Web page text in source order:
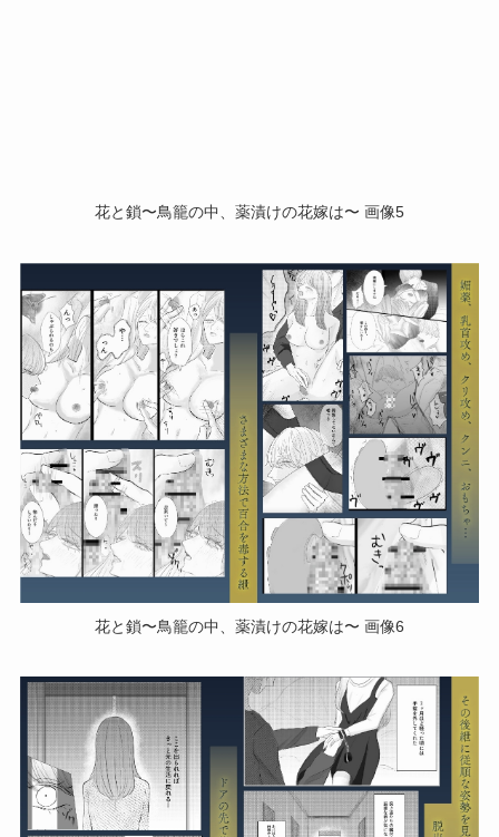
花と鎖〜鳥籠の中、薬漬けの花嫁は〜 画像5
花と鎖〜鳥籠の中、薬漬けの花嫁は〜 画像6